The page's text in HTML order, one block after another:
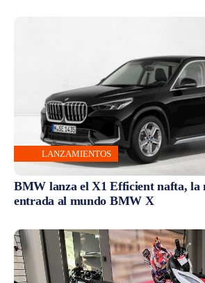
LANZAMIENTOS
BMW lanza el X1 Efficient nafta, la
entrada al mundo BMW X